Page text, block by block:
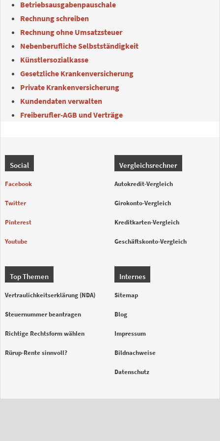
Betriebsausgabenpauschale
Rechnung schreiben
Rechnung ohne Umsatzsteuer
Nebenberufliche Selbstständigkeit
Künstlersozialkasse
Gesetzliche Krankenversicherung
Private Krankenversicherung
Kundendaten verwalten
Freiberufler-AGB und Verträge
Social
Facebook
Twitter
Pinterest
Youtube
Vergleichsrechner
Autokredit-Vergleich
Girokonto-Vergleich
Kreditkarten-Vergleich
Geschäftskonto-Vergleich
Top Themen
Vertraulichkeitserklärung (NDA)
Steuernummer beantragen
Richtige Rechtsform wählen
Rürup-Rente sinnvoll?
Internes
Sitemap
Blog
Impressum
Bildnachweise
Datenschutz